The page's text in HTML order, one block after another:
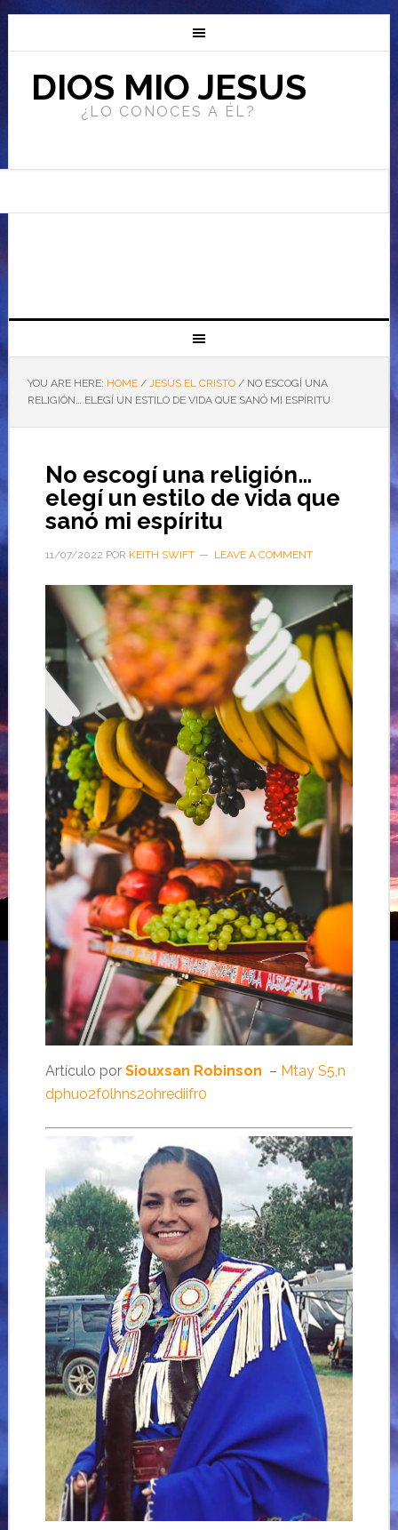
DIOS MIO JESUS
¿LO CONOCES A ÉL?
YOU ARE HERE: HOME / JESÚS EL CRISTO /NO ESCOGÍ UNA
RELIGIÓN… ELEGÍ UN ESTILO DE VIDA QUE SANÓ MI ESPÍRITU
No escogí una religión…
elegí un estilo de vida que
sanó mi espíritu
11/07/2022 POR KEITH SWIFT LEAVE A COMMENT
Artículo por Siouxsan Robinson – Mtay S5,n
dphuo2f0lhns2ohrediifr0